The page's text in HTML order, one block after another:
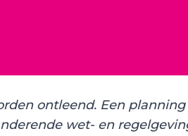
ontleend. Een
wet- en